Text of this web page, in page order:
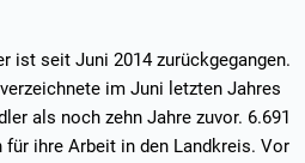
ist seit Juni 2014 zurückgegangen.
im Juni letzten Jahres
als noch zehn Jahre zuvor. 6.691
für ihre Arbeit in den Landkreis. Vor